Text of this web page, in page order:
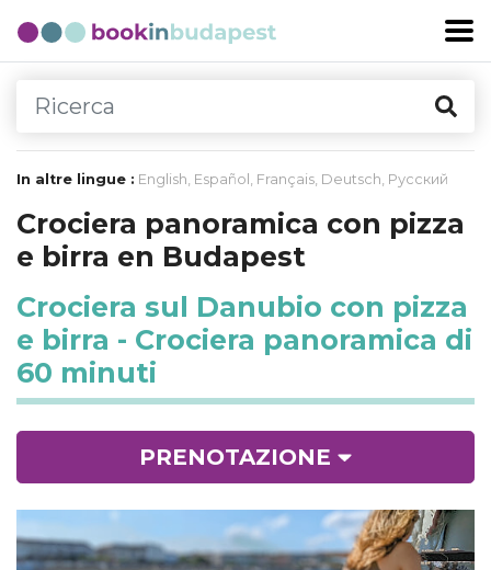
In altre lingue : English, Español , Français, Deutsch, Русский
Crociera panoramica con pizza
e birra en Budapest
Crociera sul Danubio con pizza
e birra - Crociera panoramica di
60 minuti
PRENOTAZIONE